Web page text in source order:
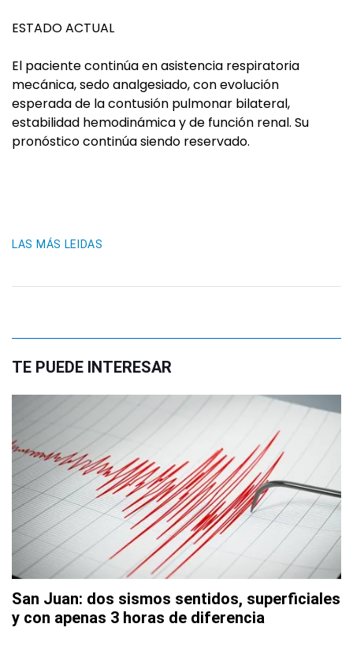
ESTADO ACTUAL
El paciente continúa en asistencia respiratoria
mecánica, sedo analgesiado, con evolución
esperada de la contusión pulmonar bilateral,
estabilidad hemodinámica y de función renal. Su
pronóstico continúa siendo reservado.
LAS MÁS LEIDAS
TE PUEDE INTERESAR
San Juan: dos sismos sentidos, superficiales
y con apenas 3 horas de diferencia